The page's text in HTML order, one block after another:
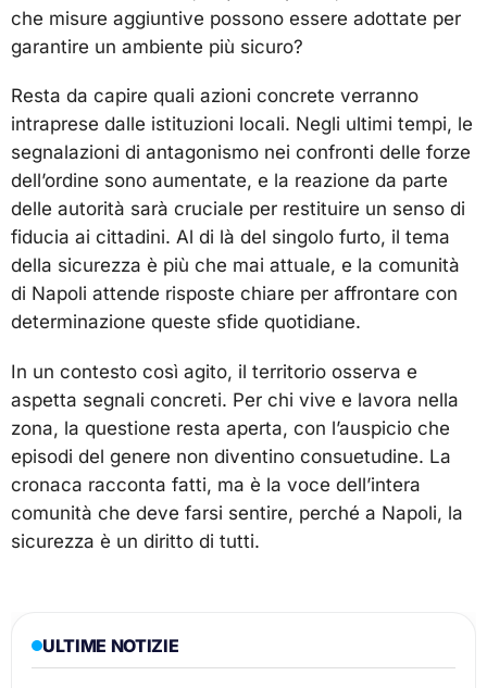
che misure aggiuntive possono essere adottate per
garantire un ambiente più sicuro?
Resta da capire quali azioni concrete verranno
intraprese dalle istituzioni locali. Negli ultimi tempi, le
segnalazioni di antagonismo nei confronti delle forze
dell’ordine sono aumentate, e la reazione da parte
delle autorità sarà cruciale per restituire un senso di
fiducia ai cittadini. Al di là del singolo furto, il tema
della sicurezza è più che mai attuale, e la comunità
di Napoli attende risposte chiare per affrontare con
determinazione queste sfide quotidiane.
In un contesto così agito, il territorio osserva e
aspetta segnali concreti. Per chi vive e lavora nella
zona, la questione resta aperta, con l’auspicio che
episodi del genere non diventino consuetudine. La
cronaca racconta fatti, ma è la voce dell’intera
comunità che deve farsi sentire, perché a Napoli, la
sicurezza è un diritto di tutti.
ULTIME NOTIZIE